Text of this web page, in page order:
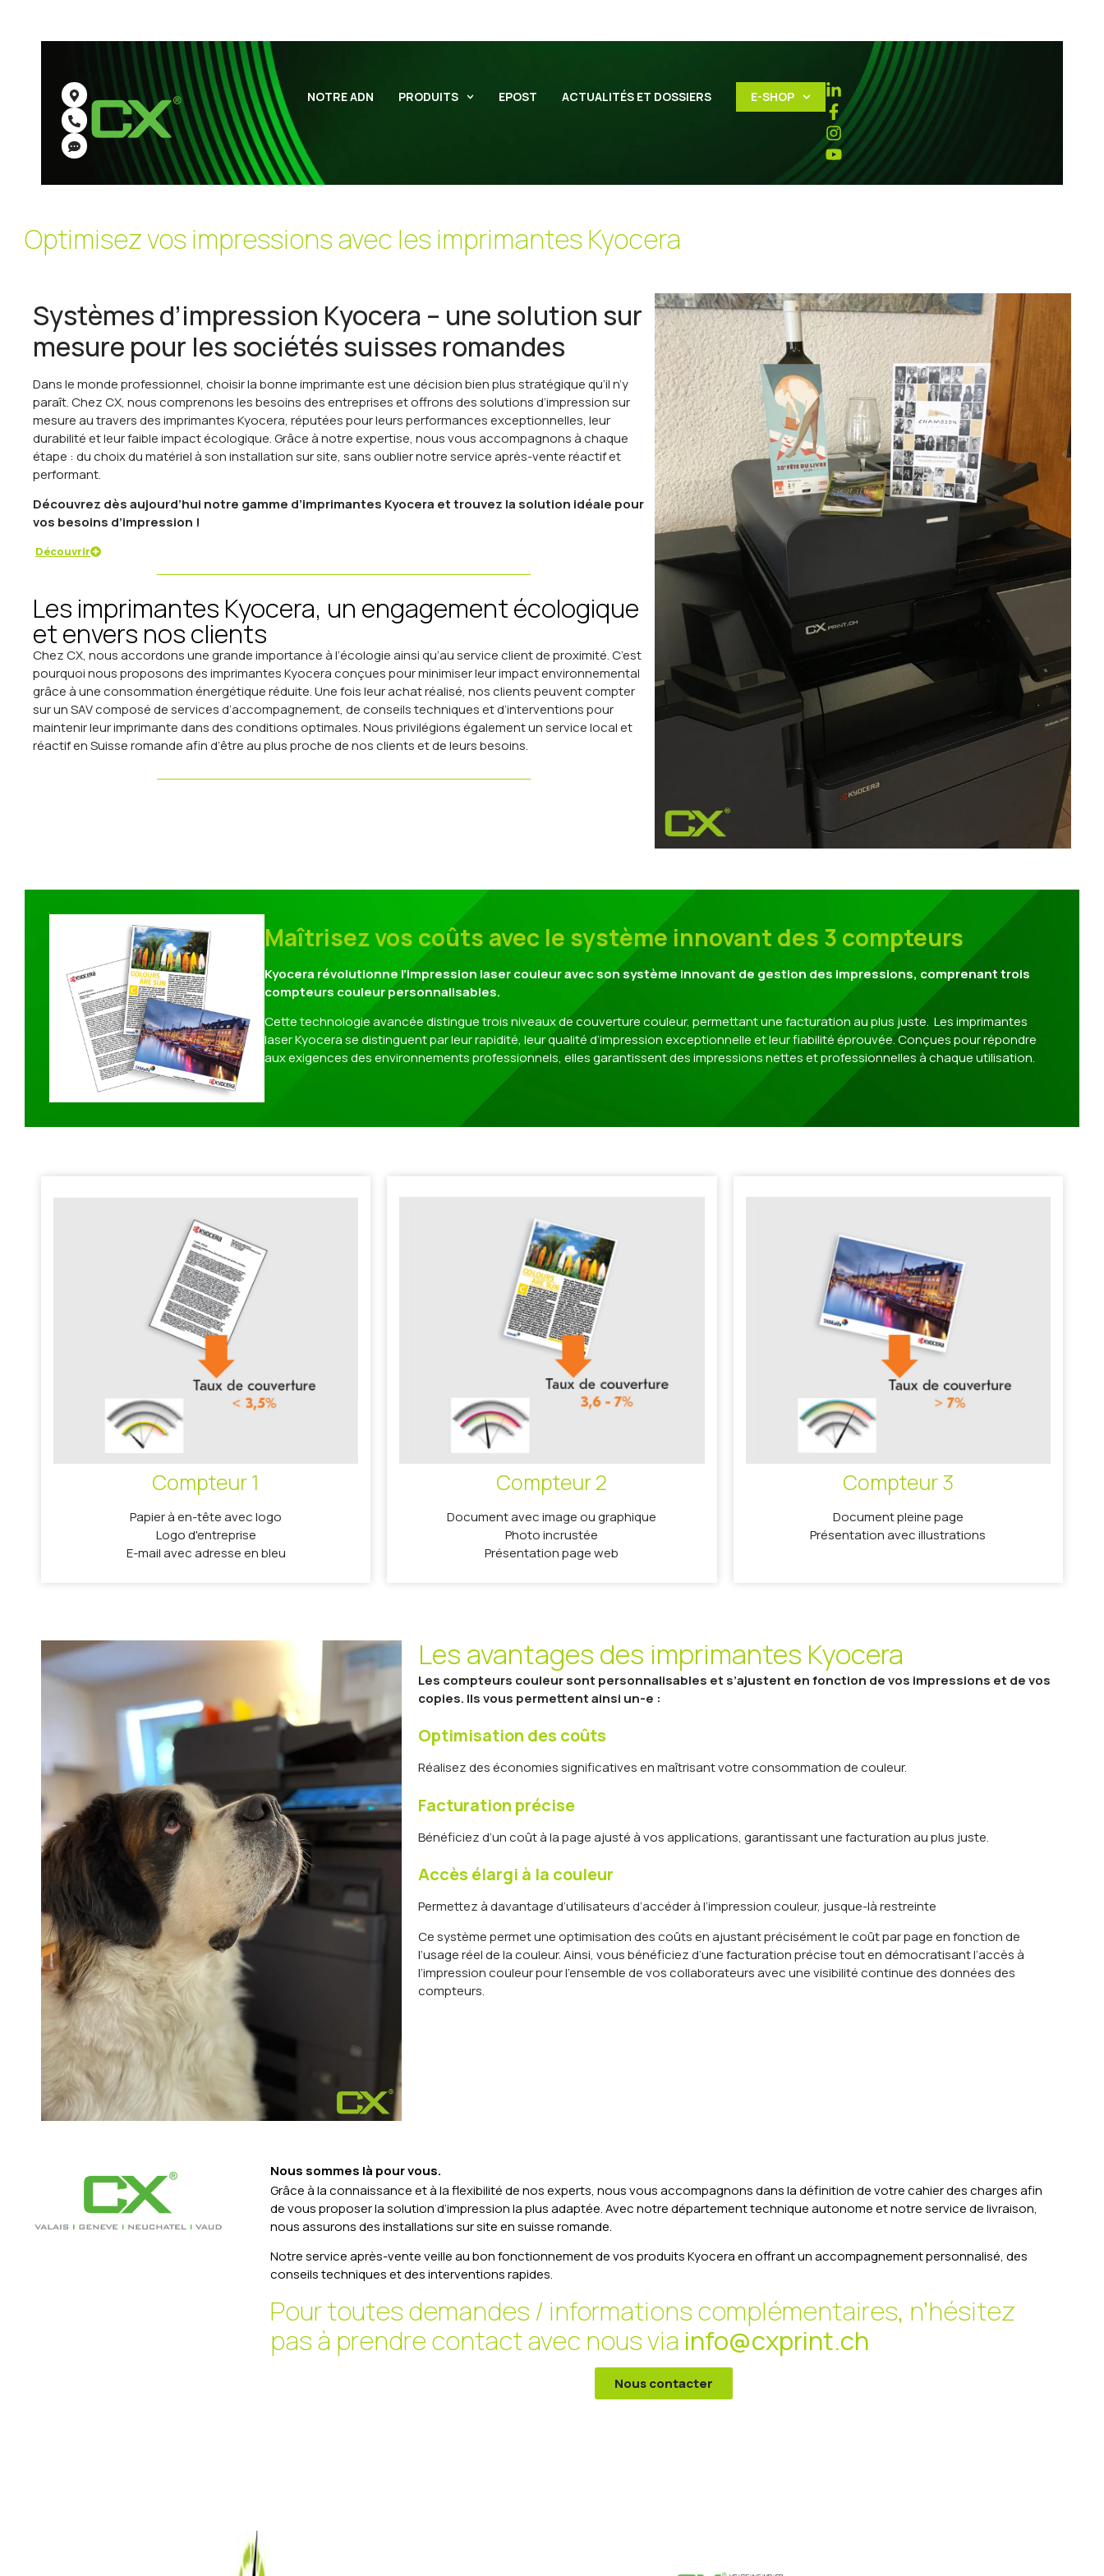
NOTRE ADN PRODUITS EPOST ACTUALITÉS ET DOSSIERS E-SHOP
Optimisez vos impressions avec les imprimantes Kyocera
Systèmes d’impression Kyocera – une solution sur
mesure pour les sociétés suisses romandes
Dans le monde professionnel, choisir la bonne imprimante est une décision bien plus stratégique qu’il n’y
paraît. Chez CX, nous comprenons les besoins des entreprises et offrons des solutions d’impression sur
mesure au travers des imprimantes Kyocera, réputées pour leurs performances exceptionnelles, leur
durabilité et leur faible impact écologique. Grâce à notre expertise, nous vous accompagnons à chaque
étape : du choix du matériel à son installation sur site, sans oublier notre service après-vente réactif et
performant.
Découvrez dès aujourd’hui notre gamme d’imprimantes Kyocera et trouvez la solution idéale pour
vos besoins d’impression !
Découvrir
Les imprimantes Kyocera, un engagement écologique
et envers nos clients
Chez CX, nous accordons une grande importance à l’écologie ainsi qu’au service client de proximité. C’est
pourquoi nous proposons des imprimantes Kyocera conçues pour minimiser leur impact environnemental
grâce à une consommation énergétique réduite. Une fois leur achat réalisé, nos clients peuvent compter
sur un SAV composé de services d’accompagnement, de conseils techniques et d’interventions pour
maintenir leur imprimante dans des conditions optimales. Nous privilégions également un service local et
réactif en Suisse romande afin d’être au plus proche de nos clients et de leurs besoins.
Maîtrisez vos coûts avec le système innovant des 3 compteurs
Kyocera révolutionne l’impression laser couleur avec son système innovant de gestion des impressions, comprenant trois
compteurs couleur personnalisables.
Cette technologie avancée distingue trois niveaux de couverture couleur, permettant une facturation au plus juste. Les imprimantes
laser Kyocera se distinguent par leur rapidité, leur qualité d’impression exceptionnelle et leur fiabilité éprouvée. Conçues pour répondre
aux exigences des environnements professionnels, elles garantissent des impressions nettes et professionnelles à chaque utilisation.
Compteur 1
Papier à en-tête avec logo
Logo d'entreprise
E-mail avec adresse en bleu
Compteur 2
Document avec image ou graphique
Photo incrustée
Présentation page web
Compteur 3
Document pleine page
Présentation avec illustrations
Les avantages des imprimantes Kyocera
Les compteurs couleur sont personnalisables et s’ajustent en fonction de vos impressions et de vos
copies. Ils vous permettent ainsi un-e :
Optimisation des coûts
Réalisez des économies significatives en maîtrisant votre consommation de couleur.
Facturation précise
Bénéficiez d’un coût à la page ajusté à vos applications, garantissant une facturation au plus juste.
Accès élargi à la couleur
Permettez à davantage d’utilisateurs d’accéder à l’impression couleur, jusque-là restreinte
Ce système permet uneoptimisation des coûtsen ajustant précisément le coût par page en fonction de
l’usage réel de la couleur. Ainsi, vous bénéficiez d’unefacturation précisetout endémocratisant l’accès à
l’impression couleurpour l’ensemble de vos collaborateurs avec une visibilitécontinue des données des
compteurs.
Nous sommes là pour vous.
Grâce à la connaissance et à la flexibilité de nos experts, nous vous accompagnons dans la définition de votre cahier des charges afin
de vous proposer la solution d’impression la plus adaptée. Avec notre département technique autonome et notre service de livraison,
nous assurons des installations sur site en suisse romande.
Notre service après-vente veille au bon fonctionnement de vos produits Kyocera en offrant un accompagnement personnalisé, des
conseils techniques et des interventions rapides.
Pour toutes demandes / informations complémentaires, n’hésitez
pas à prendre contact avec nous via info@cxprint.ch
Nous contacter